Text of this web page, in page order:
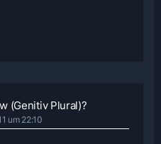
(Genitiv Plural)?
um 22:10